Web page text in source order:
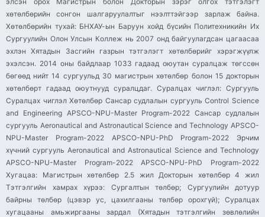
хөтөлбөрийн сонгон шалгаруулалтыг нээлттэйгээр зарлаж байна.
Хөтөлбөрийн тухай: БНХАУ-ын Баруун хойд бүсийн Политехникийн Их
Сургуулийн Олон Улсын Коллеж нь 2007 онд байгуулагдсан цагаасаа
эхлэн Хятадын Засгийн газрын тэтгэлэгт хөтөлбөрийг хэрэгжүүлж
эхэлсэн. 2014 оны байдлаар 1033 гадаад оюутан суралцаж төгссөн
бөгөөд нийт 14 сургуульд 30 магистрын хөтөлбөр болон 15 докторын
хөтөлбөрт гадаад оюутнууд суралцдаг. Суралцах чиглэл: Сургууль
Суралцах чиглэл Хөтөлбөр Сансар судлалын сургууль Control Science
and Engineering APSCO-NPU-Master Program-2022 Сансар судлалын
сургууль Aeronautical and Astronautical Science and Technology APSCO-
NPU-Master Program-2022 APSCO-NPU-PhD Program-2022 Эрчим
хүчний сургууль Aeronautical and Astronautical Science and Technology
APSCO-NPU-Master Program-2022 APSCO-NPU-PhD Program-2022
Хугацаа: Магистрын хөтөлбөр 2.5 жил Докторын хөтөлбөр 4 жил
Тэтгэлгийн хамрах хүрээ: Сургалтын төлбөр; Сургуулийн дотуур
байрны төлбөр (цэвэр ус, цахилгааны төлбөр орохгүй); Суралцах
хугацааны амьжиргааны зардал (Хятадын тэтгэлгийн зөвлөлийн